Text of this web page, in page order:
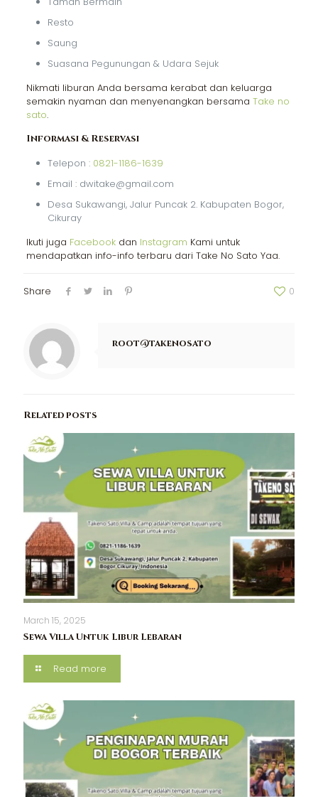
Resto
Saung
Suasana Pegunungan & Udara Sejuk
Nikmati liburan Anda bersama kerabat dan keluarga
semakin nyaman dan menyenangkan bersama Take no
sato.
Informasi & Reservasi
Telepon : 0821-1186-1639
Email : dwitake@gmail.com
Desa Sukawangi, Jalur Puncak 2. Kabupaten Bogor,
Cikuray
Ikuti juga Facebookdan Instagram Kami untuk
mendapatkan info-info terbaru dari Take No Sato Yaa.
Share 0
root@takenosato
Related posts
March 15, 2025
Sewa Villa Untuk Libur Lebaran
Read more